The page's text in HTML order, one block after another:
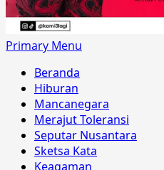
Primary Menu
Beranda
Hiburan
Mancanegara
Merajut Toleransi
Seputar Nusantara
Sketsa Kata
Keagaman